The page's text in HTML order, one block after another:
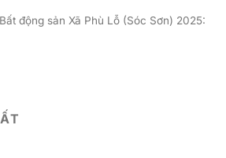
động sản Xã Phù Lỗ (Sóc Sơn) 2025: